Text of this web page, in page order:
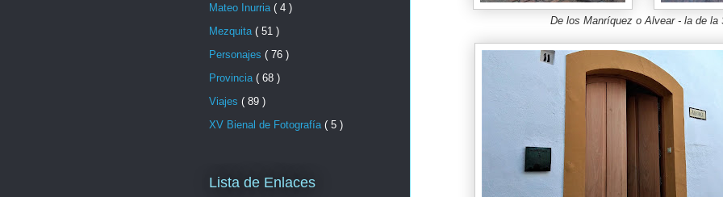
De los Manríquez o Alvear - la de la
Mateo Inurria ( 4 )
Mezquita ( 51 )
Personajes ( 76 )
Provincia ( 68 )
Viajes ( 89 )
XV Bienal de Fotografía ( 5 )
Lista de Enlaces